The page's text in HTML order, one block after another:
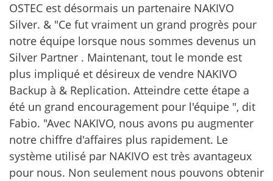
OSTEC est désormais un partenaire NAKIVO
Silver. & "Ce fut vraiment un grand progrès pour
notre équipe lorsque nous sommes devenus un
Silver Partner . Maintenant, tout le monde est
plus impliqué et désireux de vendre NAKIVO
Backup à & Replication. Atteindre cette étape a
été un grand encouragement pour l'équipe ", dit
Fabio. "Avec NAKIVO, nous avons pu augmenter
notre chiffre d'affaires plus rapidement. Le
système utilisé par NAKIVO est très avantageux
pour nous. Non seulement nous pouvons obtenir